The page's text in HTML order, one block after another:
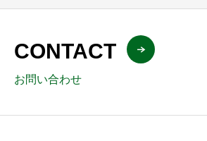
CONTACT
お問い合わせ